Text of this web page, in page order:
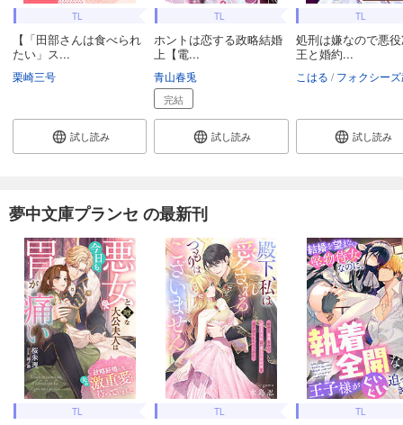
TL
【「田部さんは食べられ
たい」ス...
栗崎三号
試し読み
TL
ホントは恋する政略結婚
上【電...
青山春兎
完結
試し読み
TL
処刑は嫌なので悪
王と婚約...
こはる フォクシー
試し読み
夢中文庫プランセ の最新刊
TL TL TL